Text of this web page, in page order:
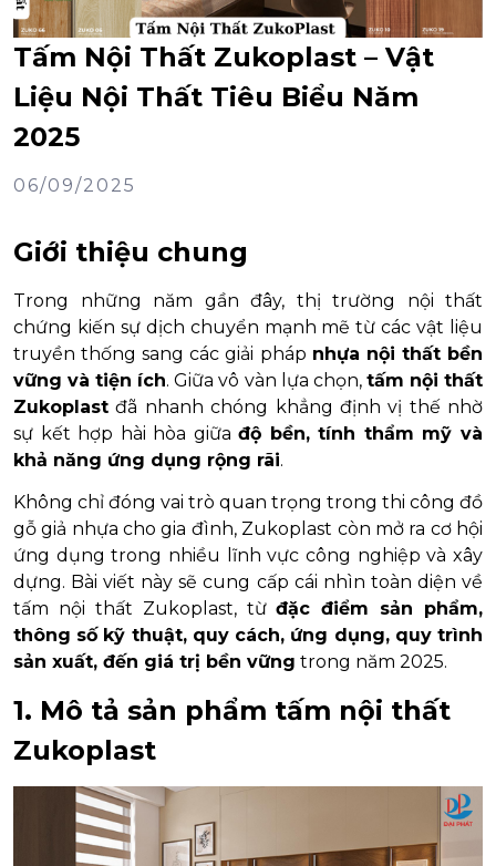
Tấm Nội Thất Zukoplast – Vật
Liệu Nội Thất Tiêu Biểu Năm
2025
06/09/2025
Giới thiệu chung
Trong những năm gần đây, thị trường nội thất
chứng kiến sự dịch chuyển mạnh mẽ từ các vật liệu
truyền thống sang các giải pháp nhựa nội thất bền
vững và tiện ích. Giữa vô vàn lựa chọn, tấm nội thất
Zukoplast đã nhanh chóng khẳng định vị thế nhờ
sự kết hợp hài hòa giữađộ bền, tính thẩm mỹ và
khả năng ứng dụng rộng rãi.
Không chỉ đóng vai trò quan trọng trong thi công đồ
gỗ giả nhựa cho gia đình, Zukoplast còn mở ra cơ hội
ứng dụng trong nhiều lĩnh vực công nghiệp và xây
dựng. Bài viết này sẽ cung cấp cái nhìn toàn diện về
tấm nội thất Zukoplast, từđặc điểm sản phẩm,
thông số kỹ thuật, quy cách, ứng dụng, quy trình
sản xuất, đến giá trị bền vững trong năm 2025.
1. Mô tả sản phẩm tấm nội thất
Zukoplast